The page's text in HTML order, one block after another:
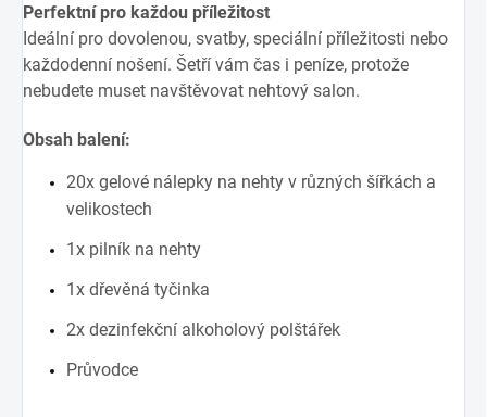
Perfektní pro každou příležitost
Ideální pro dovolenou, svatby, speciální příležitosti nebo
každodenní nošení. Šetří vám čas i peníze, protože
nebudete muset navštěvovat nehtový salon.
Obsah balení:
20x gelové nálepky na nehty v různých šířkách a
velikostech
1x pilník na nehty
1x dřevěná tyčinka
2x dezinfekční alkoholový polštářek
Průvodce